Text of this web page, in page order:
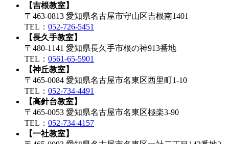
【吉根教室】
〒463-0813 愛知県名古屋市守山区吉根南1401
TEL： 052-726-5451
【長久手教室】
〒480-1141 愛知県長久手市根の神913番地
TEL： 0561-65-5901
【神丘教室】
〒465-0084 愛知県名古屋市名東区西里町1-10
TEL： 052-734-4491
【高針台教室】
〒465-0053 愛知県名古屋市名東区極楽3-90
TEL： 052-734-4157
【一社教室】